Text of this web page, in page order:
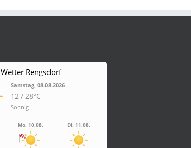
Wetter Rengsdorf
Samstag, 08.08.2026
12 / 28°C
Sonnig
Mo, 10.08. Di, 11.08.